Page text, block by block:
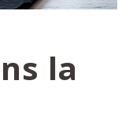
la